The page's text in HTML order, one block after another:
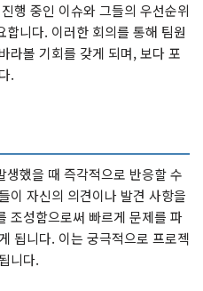
행 중인 이슈와 그들의 우선순위
니다. 이러한 회의를 통해 팀원
라볼 기회를 갖게 되며, 보다 포
.
했을 때 즉각적으로 반응할 수
이 자신의 의견이나 발견 사항을
조성함으로써 빠르게 문제를 파
됩니다. 이는 궁극적으로 프로젝
니다.